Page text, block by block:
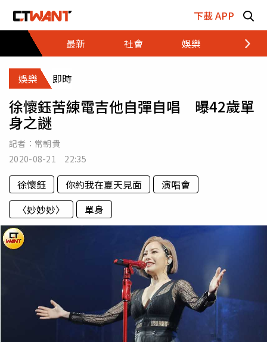
下載 APP
最新
社會 娛樂 財經
娛樂 即時
徐懷鈺苦練電吉他自彈自唱 曝42歲單
身之謎
記者： 常朝貴
2020-08-21 22:35
徐懷鈺 你約我在夏天見面
演唱會
〈妙妙妙〉
單身